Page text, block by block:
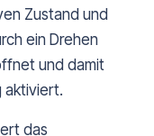
Zustand und
ein Drehen
und damit
aktiviert.
das